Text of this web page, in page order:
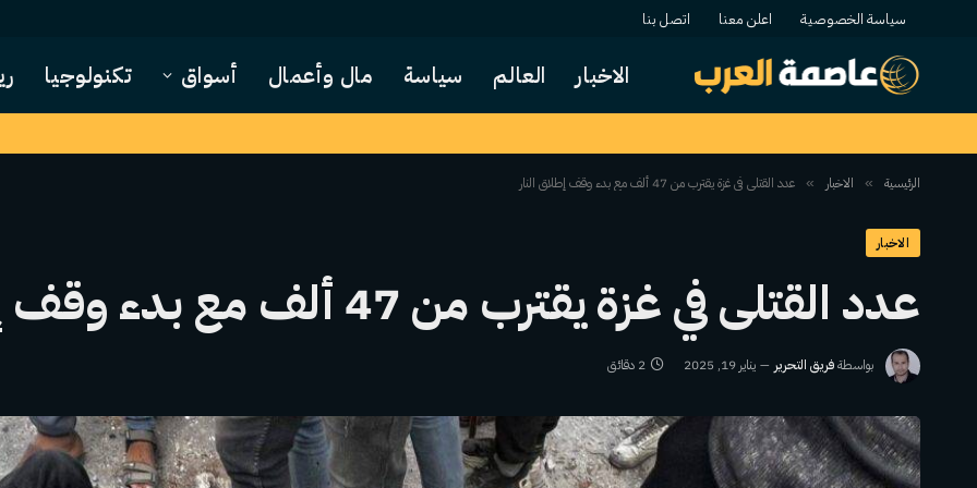
سياسة الخصوصية اعلن معنا اتصل بنا
الاخبار العالم سياسة مال وأعمال أسواق تكنولوجيا
الرئيسية » الاخبار » عدد القتلى في غزة يقترب من 47 ألف مع بدء وقف إطلاق النار
الاخبار
عدد القتلى في غزة يقترب من 47 ألف مع بدء وقف إطلاق النار
بواسطةفريق التحرير يناير 19, 2025 2 دقائق